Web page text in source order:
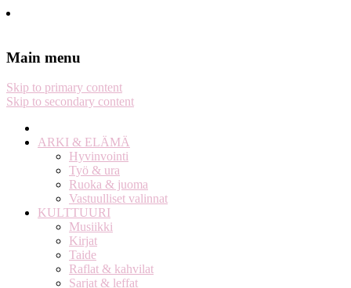
Notes on a life
Main menu
Skip to primary content
Skip to secondary content
ARKI & ELÄMÄ
Hyvinvointi
Työ & ura
Ruoka & juoma
Vastuulliset valinnat
KULTTUURI
Musiikki
Kirjat
Taide
Raflat & kahvilat
Sarjat & leffat